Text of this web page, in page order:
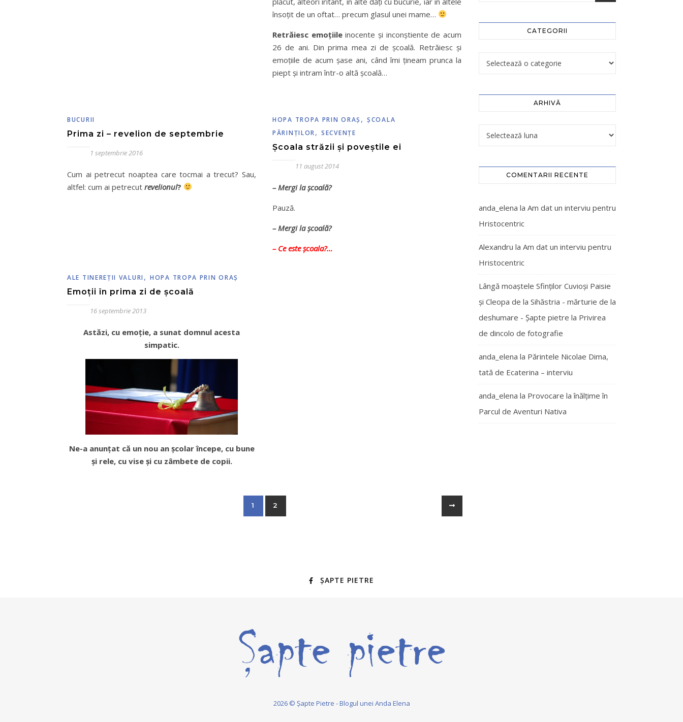
însoțit de un oftat… precum glasul unei mame…
Retrăiesc emoțiileinocente și inconștiente de acum
26 de ani. Din prima mea zi de școală. Retrăiesc și
emoțiile de acum șase ani, când îmi țineam prunca la
piept și intram într-o altă școală…
BUCURII
Prima zi – revelion de septembrie
1 septembrie 2016
Cum ai petrecut noaptea care tocmai a trecut? Sau,
altfel: cum ai petrecut revelionul?
HOPA TROPA PRIN ORAŞ , ŞCOALA
PĂRINŢILOR, SECVENŢE
Școala străzii și poveștile ei
11 august 2014
– Mergi la școală?
Pauză.
– Mergi la școală?
– Ce este școala?…
ALE TINEREŢII VALURI , HOPA TROPA PRIN ORAŞ
Emoţii în prima zi de şcoală
16 septembrie 2013
Astăzi, cu emoţie, a sunat domnul acesta
simpatic.
Ne-a anunţat că un nou an şcolar începe, cu bune
şi rele, cu vise şi cu zâmbete de copii.
1 2
CATEGORII
ARHIVĂ
COMENTARII RECENTE
anda_elena la Am dat un interviu pentru
Hristocentric
Alexandru la Am dat un interviu pentru
Hristocentric
Lângă moaștele Sfinților Cuvioși Paisie
și Cleopa de la Sihăstria - mărturie de la
deshumare - Şapte pietre la Privirea
de dincolo de fotografie
anda_elena la Părintele Nicolae Dima,
tată de Ecaterina – interviu
anda_elena la Provocare la înălțime în
Parcul de Aventuri Nativa
ȘAPTE PIETRE
2026 © Șapte Pietre - Blogul unei Anda Elena